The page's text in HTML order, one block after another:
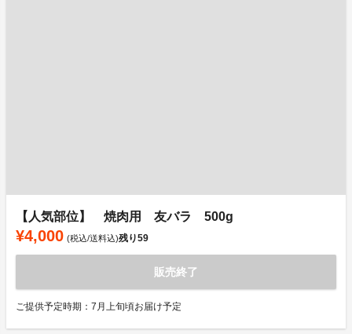
【人気部位】 焼肉用 友バラ 500g
¥4,000 (税込/送料込)残り59
販売終了
ご提供予定時期：7月上旬頃お届け予定